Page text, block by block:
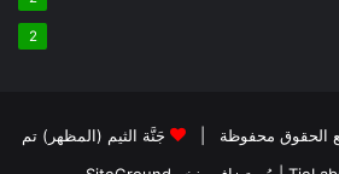
2
جَنَّة الثيم (المظهر) تم